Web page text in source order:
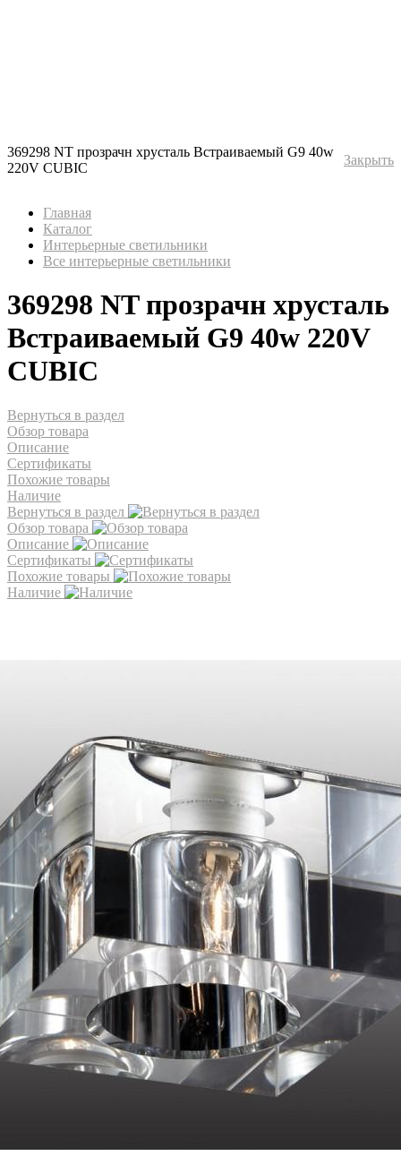
369298 NT прозрачн хрусталь Встраиваемый G9 40w
220V CUBIC
Закрыть
Главная
Каталог
Интерьерные светильники
Все интерьерные светильники
369298 NT прозрачн хрусталь
Встраиваемый G9 40w 220V
CUBIC
Вернуться в раздел
Обзор товара
Описание
Сертификаты
Похожие товары
Наличие
Вернуться в раздел
Обзор товара
Описание
Сертификаты
Похожие товары
Наличие